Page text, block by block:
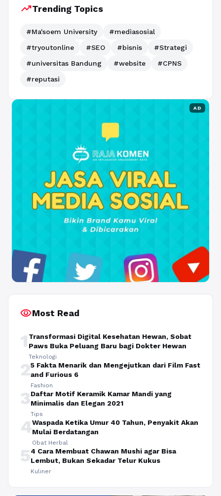
trending_upTrending Topics
#Ma'soem University
#mediasosial
#tryoutonline
#SEO #bisnis
#Strategi
#universitas Bandung
#website
#CPNS
#reputasi
AD
visibilityMost Read
1 Transformasi Digital Kesehatan Hewan, Sobat
Paws Buka Peluang Baru bagi Dokter Hewan
Teknologi
25 Fakta Menarik dan Mengejutkan dari Film Fast
and Furious 6
Fashion
3Daftar Motif Keramik Kamar Mandi yang
Minimalis dan Elegan 2021
Tips
4Waspada Ketika Umur 40 Tahun, Penyakit Akan
Mulai Berdatangan
Obat Herbal
54 Cara Membuat Chawan Mushi agar Bisa
Lembut, Bukan Sekadar Telur Kukus
Kuliner